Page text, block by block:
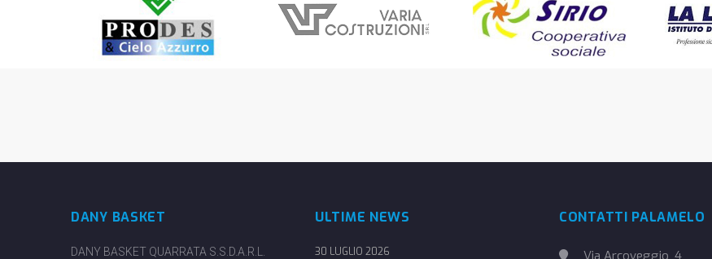
DANY BASKET
DANY BASKET QUARRATA S.S.D.A.R.L.
ULTIME NEWS
30 LUGLIO 2026
CONTATTI PALAMELO
Via Arcoveggio, 4